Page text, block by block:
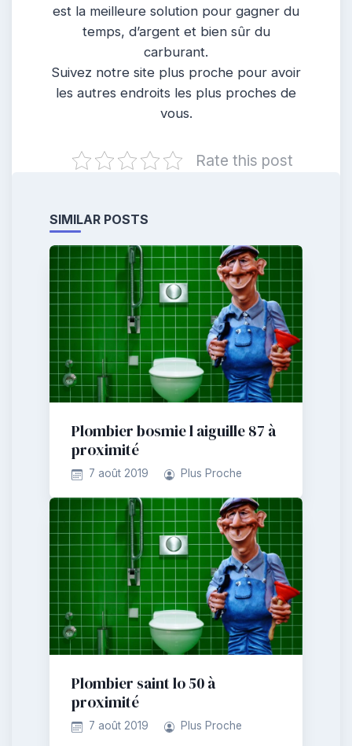
est la meilleure solution pour gagner du
temps, d’argent et bien sûr du
carburant.
Suivez notre site plus proche pour avoir
les autres endroits les plus proches de
vous.
Rate this post
SIMILAR POSTS
Plombier bosmie l aiguille 87 à
proximité
7 août 2019 Plus Proche
Plombier saint lo 50 à
proximité
7 août 2019 Plus Proche